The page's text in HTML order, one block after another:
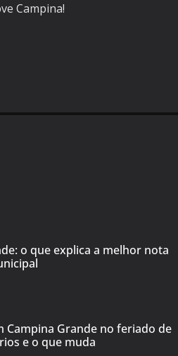
Campina!
o que explica a melhor nota
Campina Grande no feriado de
e o que muda